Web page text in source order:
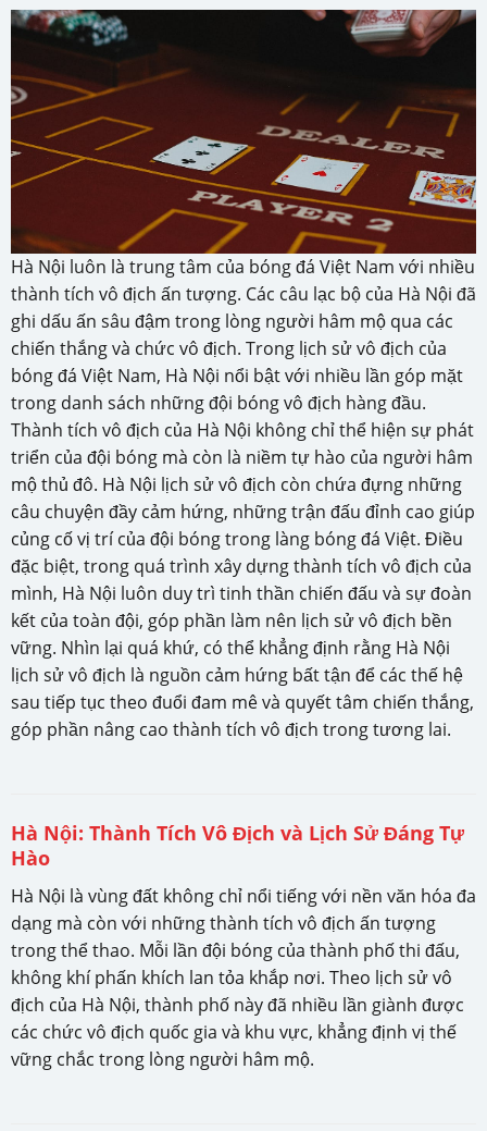
Hà Nội luôn là trung tâm của bóng đá Việt Nam với nhiều
thành tích vô địch ấn tượng. Các câu lạc bộ của Hà Nội đã
ghi dấu ấn sâu đậm trong lòng người hâm mộ qua các
chiến thắng và chức vô địch. Trong lịch sử vô địch của
bóng đá Việt Nam, Hà Nội nổi bật với nhiều lần góp mặt
trong danh sách những đội bóng vô địch hàng đầu.
Thành tích vô địch của Hà Nội không chỉ thể hiện sự phát
triển của đội bóng mà còn là niềm tự hào của người hâm
mộ thủ đô. Hà Nội lịch sử vô địch còn chứa đựng những
câu chuyện đầy cảm hứng, những trận đấu đỉnh cao giúp
củng cố vị trí của đội bóng trong làng bóng đá Việt. Điều
đặc biệt, trong quá trình xây dựng thành tích vô địch của
mình, Hà Nội luôn duy trì tinh thần chiến đấu và sự đoàn
kết của toàn đội, góp phần làm nên lịch sử vô địch bền
vững. Nhìn lại quá khứ, có thể khẳng định rằng Hà Nội
lịch sử vô địch là nguồn cảm hứng bất tận để các thế hệ
sau tiếp tục theo đuổi đam mê và quyết tâm chiến thắng,
góp phần nâng cao thành tích vô địch trong tương lai.
Hà Nội: Thành Tích Vô Địch và Lịch Sử Đáng Tự
Hào
Hà Nội là vùng đất không chỉ nổi tiếng với nền văn hóa đa
dạng mà còn với những thành tích vô địch ấn tượng
trong thể thao. Mỗi lần đội bóng của thành phố thi đấu,
không khí phấn khích lan tỏa khắp nơi. Theo lịch sử vô
địch của Hà Nội, thành phố này đã nhiều lần giành được
các chức vô địch quốc gia và khu vực, khẳng định vị thế
vững chắc trong lòng người hâm mộ.